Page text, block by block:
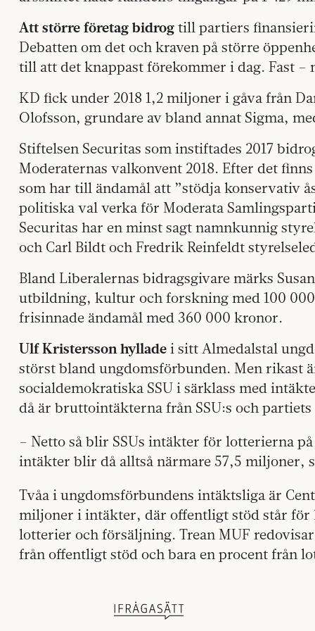
Att större företag bidrog till partiers
Debatten om det och kraven på större
till att det knappast förekommer i dag. Fast –
KD fick under 2018 1,2 miljoner i gåva från
Olofsson, grundare av bland annat Sigma,
Stiftelsen Securitas som instiftades 2017
Moderaternas valkonvent 2018. Efter det
som har till ändamål att ”stödja konservativ
politiska val verka för Moderata
Securitas har en minst sagt namnkunnig
och Carl Bildt och Fredrik Reinfeldt
Bland Liberalernas bidragsgivare märks
utbildning, kultur och forskning med 100
frisinnade ändamål med 360 000 kronor.
Ulf Kristersson hyllade i sitt Almedalstal
störst bland ungdomsförbunden. Men rikast
socialdemokratiska SSU i särklass med
då är bruttointäkterna från SSU:s och
– Netto så blir SSUs intäkter för lotterierna
intäkter blir då alltså närmare 57,5 miljoner,
Tvåa i ungdomsförbundens intäktsliga är
miljoner i intäkter, där offentligt stöd står för
lotterier och försäljning. Trean MUF
från offentligt stöd och bara en procent från